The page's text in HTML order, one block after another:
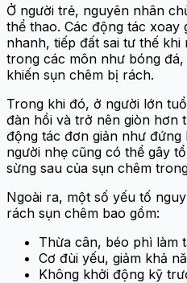
Ở người trẻ, nguyên nhân
thể thao. Các động tác xoay
nhanh, tiếp đất sai tư thế
trong các môn như bóng
khiến sụn chêm bị rách.
Trong khi đó, ở người lớn
đàn hồi và trở nên giòn hơn
động tác đơn giản như
người nhẹ cũng có thể gây
sừng sau của sụn chêm
Ngoài ra, một số yếu tố
rách sụn chêm bao gồm:
Thừa cân, béo phì làm
Cơ đùi yếu, giảm khả
Không khởi động kỹ